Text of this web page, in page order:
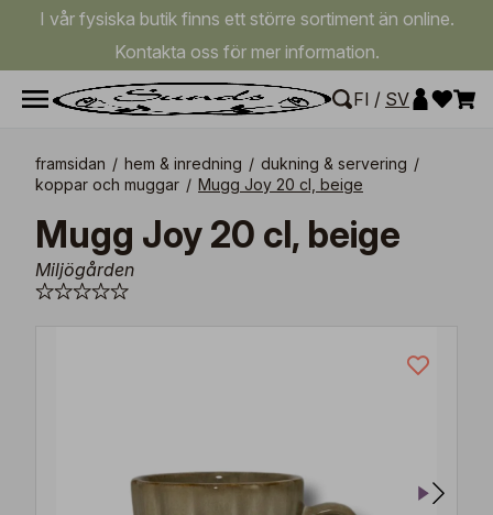
I vår fysiska butik finns ett större sortiment än online.
Kontakta oss för mer information.
FI / SV
framsidan / hem & inredning / dukning & servering /
koppar och muggar / Mugg Joy 20 cl, beige
Mugg Joy 20 cl, beige
Miljögården